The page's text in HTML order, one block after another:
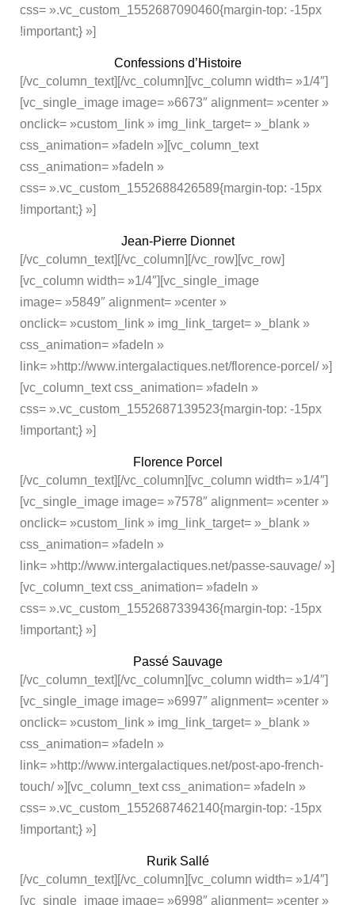
css= ».vc_custom_1552687090460{margin-top: -15px
!important;} »]
Confessions d’Histoire
[/vc_column_text][/vc_column][vc_column width= »1/4″]
[vc_single_image image= »6673″ alignment= »center »
onclick= »custom_link » img_link_target= »_blank »
css_animation= »fadeIn »][vc_column_text
css_animation= »fadeIn »
css= ».vc_custom_1552688426589{margin-top: -15px
!important;} »]
Jean-Pierre Dionnet
[/vc_column_text][/vc_column][/vc_row][vc_row]
[vc_column width= »1/4″][vc_single_image
image= »5849″ alignment= »center »
onclick= »custom_link » img_link_target= »_blank »
css_animation= »fadeIn »
link= »http://www.intergalactiques.net/florence-porcel/ »]
[vc_column_text css_animation= »fadeIn »
css= ».vc_custom_1552687139523{margin-top: -15px
!important;} »]
Florence Porcel
[/vc_column_text][/vc_column][vc_column width= »1/4″]
[vc_single_image image= »7578″ alignment= »center »
onclick= »custom_link » img_link_target= »_blank »
css_animation= »fadeIn »
link= »http://www.intergalactiques.net/passe-sauvage/ »]
[vc_column_text css_animation= »fadeIn »
css= ».vc_custom_1552687339436{margin-top: -15px
!important;} »]
Passé Sauvage
[/vc_column_text][/vc_column][vc_column width= »1/4″]
[vc_single_image image= »6997″ alignment= »center »
onclick= »custom_link » img_link_target= »_blank »
css_animation= »fadeIn »
link= »http://www.intergalactiques.net/post-apo-french-
touch/ »][vc_column_text css_animation= »fadeIn »
css= ».vc_custom_1552687462140{margin-top: -15px
!important;} »]
Rurik Sallé
[/vc_column_text][/vc_column][vc_column width= »1/4″]
[vc_single_image image= »6998″ alignment= »center »